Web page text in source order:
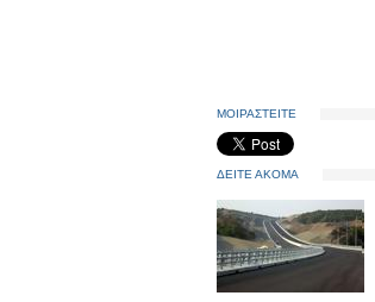
ΜΟΙΡΑΣΤΕΙΤΕ
ΔΕΙΤΕ ΑΚΟΜΑ